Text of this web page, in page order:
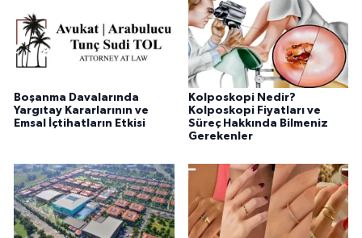
Boşanma Davalarında
Yargıtay Kararlarının ve
Emsal İçtihatların Etkisi
Kolposkopi Nedir?
Kolposkopi Fiyatları ve
Süreç Hakkında Bilmeniz
Gerekenler